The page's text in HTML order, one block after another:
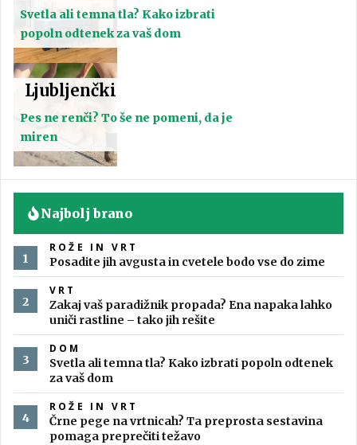
Svetla ali temna tla? Kako izbrati
popoln odtenek za vaš dom
Ljubljenčki
Pes ne renči? To še ne pomeni, da je
miren
Najbolj brano
ROŽE IN VRT
Posadite jih avgusta in cvetele bodo vse do zime
VRT
Zakaj vaš paradižnik propada? Ena napaka lahko
uniči rastline – tako jih rešite
DOM
Svetla ali temna tla? Kako izbrati popoln odtenek
za vaš dom
ROŽE IN VRT
Črne pege na vrtnicah? Ta preprosta sestavina
pomaga preprečiti težavo